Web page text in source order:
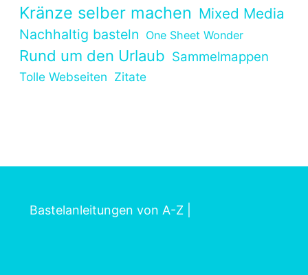
Kränze selber machen Mixed Media
Nachhaltig basteln One Sheet Wonder
Rund um den Urlaub Sammelmappen
Tolle Webseiten Zitate
Bastelanleitungen von A-Z|